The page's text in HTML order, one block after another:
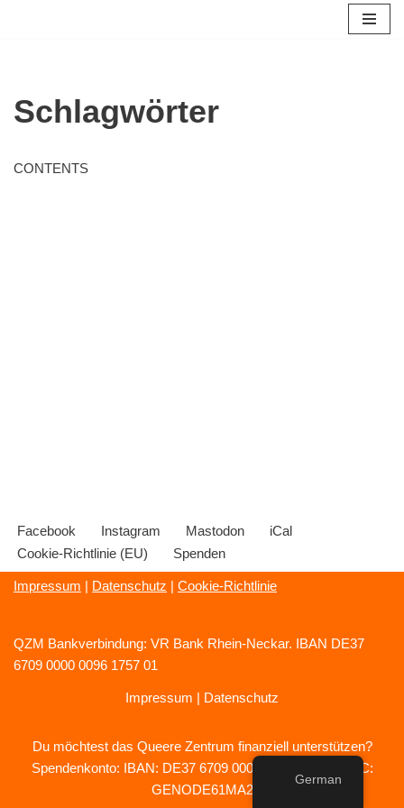
Schlagwörter
CONTENTS
Facebook Instagram Mastodon
iCal
Cookie-Richtlinie (EU)
Spenden
Impressum | Datenschutz | Cookie-Richtlinie
QZM Bankverbindung: VR Bank Rhein-Neckar. IBAN DE37
6709 0000 0096 1757 01
Impressum | Datenschutz
Du möchtest das Queere Zentrum finanziell unterstützen?
Spendenkonto: IBAN: DE37 6709 0000 0096 1757 01 BIC:
GENODE61MA2
German